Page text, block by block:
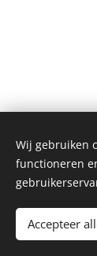
Wij gebruiken
functioneren
Accepteer